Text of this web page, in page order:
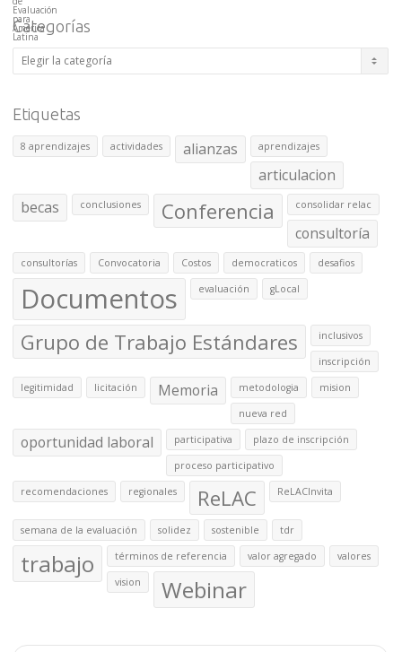
Categorías
Categorías
Etiquetas
8 aprendizajes actividades alianzas aprendizajes
articulacion
becas
conclusiones Conferencia consolidar relac
consultoría
consultorías Convocatoria Costos democraticos desafios
Documentos evaluación gLocal
Grupo de Trabajo Estándares inclusivos
inscripción
legitimidad licitación Memoria metodologia mision
nueva red
oportunidad laboral participativa plazo de inscripción
proceso participativo
recomendaciones regionales ReLAC ReLACInvita
semana de la evaluación solidez sostenible tdr
trabajo términos de referencia valor agregado valores
vision Webinar